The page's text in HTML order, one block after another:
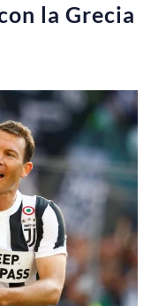
la Grecia